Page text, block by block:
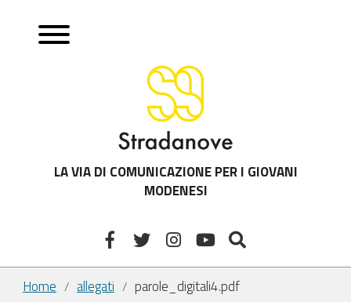
LA VIA DI COMUNICAZIONE PER I GIOVANI
MODENESI
Home / allegati / parole_digitali4.pdf